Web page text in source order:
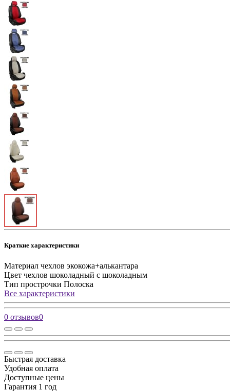
Краткие характеристики
Материал чехлов экокожа+алькантара
Цвет чехлов шоколадный с шоколадным
Тип прострочки Полоска
Все характеристики
0 отзывов0
Быстрая доставка
Удобная оплата
Доступные цены
Гарантия 1 год